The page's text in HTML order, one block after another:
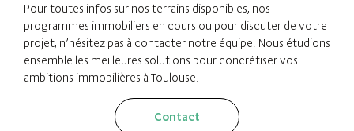
Pour toutes infos sur nos terrains disponibles, nos
programmes immobiliers en cours ou pour discuter de votre
projet, n’hésitez pas à contacter notre équipe. Nous étudions
ensemble les meilleures solutions pour concrétiser vos
ambitions immobilières à Toulouse.
Contact